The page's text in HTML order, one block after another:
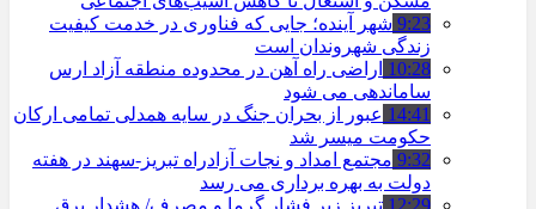
9:23 شهر آینده؛ جایی که فناوری در خدمت کیفیت
زندگی شهروندان است
10:28 اراضی راه آهن در محدوده منطقه آزاد ارس
ساماندهی می شود
14:41 عبور از بحران جنگ در سایه همدلی تمامی ارکان
حکومت میسر شد
9:32 مجتمع امداد و نجات آزادراه تبریز-سهند در هفته
دولت به بهره ‌برداری می‌ رسد
12:29 تبریز زیر فشار گرما و مصرف/ هشدار برق